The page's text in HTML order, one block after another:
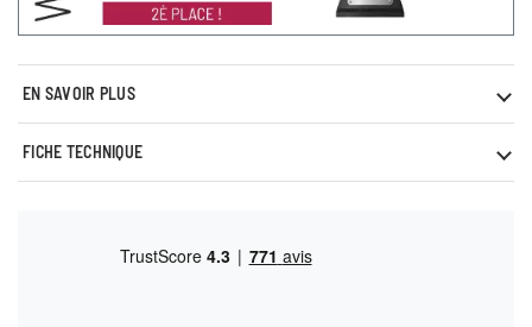
EN SAVOIR PLUS
FICHE TECHNIQUE